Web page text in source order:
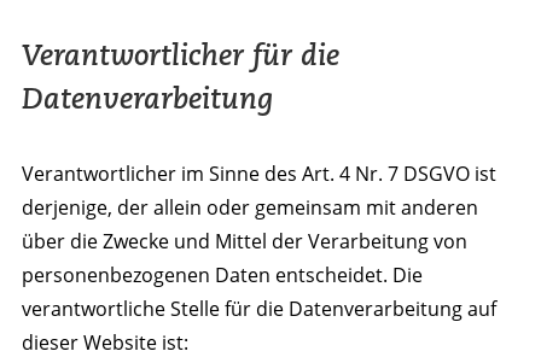
Verantwortlicher für die
Datenverarbeitung
Verantwortlicher im Sinne des Art. 4 Nr. 7 DSGVO ist
derjenige, der allein oder gemeinsam mit anderen
über die Zwecke und Mittel der Verarbeitung von
personenbezogenen Daten entscheidet. Die
verantwortliche Stelle für die Datenverarbeitung auf
dieser Website ist: